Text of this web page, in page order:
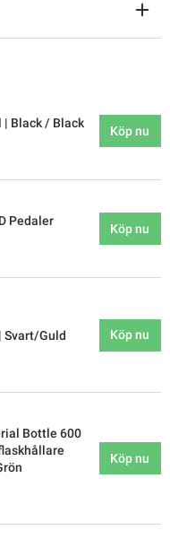
| Black / Black
Köp nu
Pedaler
Köp nu
Svart/Guld
Köp nu
Bottle 600
Köp nu